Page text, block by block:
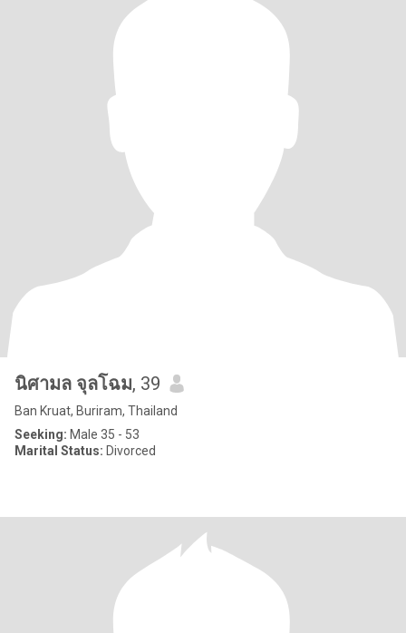
นิศามล จุลโฉม, 39
Ban Kruat, Buriram, Thailand
Seeking: Male 35 - 53
Marital Status: Divorced